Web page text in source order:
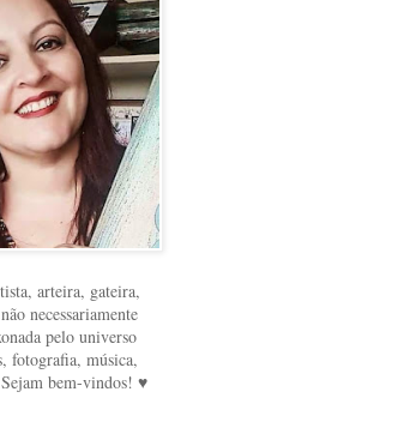
arteira, gateira,
necessariamente
pelo universo
fotografia, música,
bem-vindos! ♥